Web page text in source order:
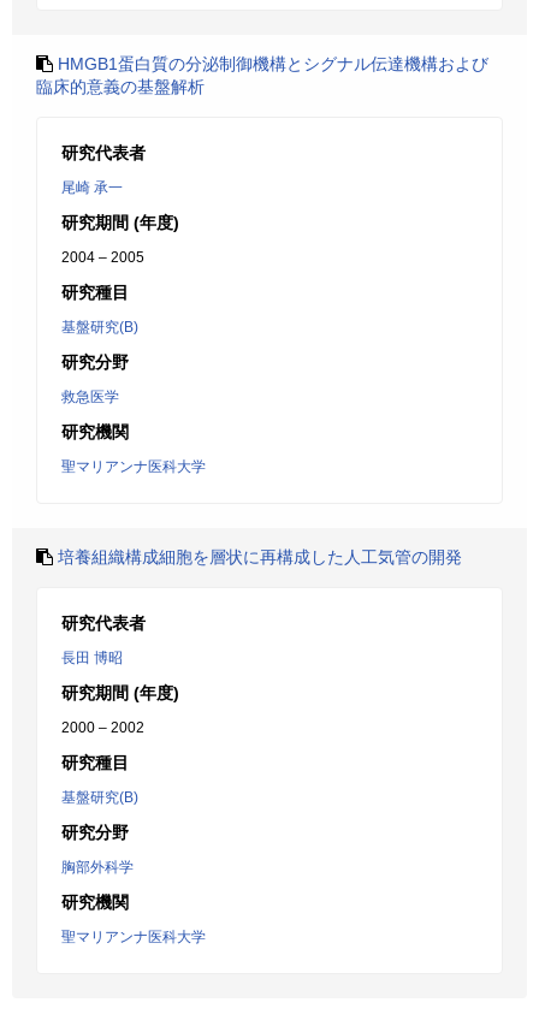
HMGB1蛋白質の分泌制御機構とシグナル伝達機構および
臨床的意義の基盤解析
研究代表者
尾崎 承一
研究期間 (年度)
2004 – 2005
研究種目
基盤研究(B)
研究分野
救急医学
研究機関
聖マリアンナ医科大学
培養組織構成細胞を層状に再構成した人工気管の開発
研究代表者
長田 博昭
研究期間 (年度)
2000 – 2002
研究種目
基盤研究(B)
研究分野
胸部外科学
研究機関
聖マリアンナ医科大学